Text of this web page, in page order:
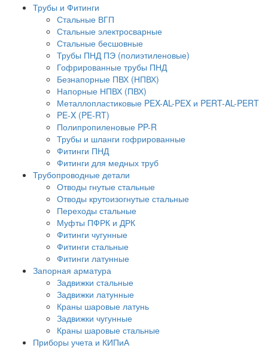
Трубы и Фитинги
Стальные ВГП
Стальные электросварные
Стальные бесшовные
Трубы ПНД ПЭ (полиэтиленовые)
Гофрированные трубы ПНД
Безнапорные ПВХ (НПВХ)
Напорные НПВХ (ПВХ)
Металлопластиковые PEX-AL-PEX и PERT-AL-PERT
PE-X (PE-RT)
Полипропиленовые PP-R
Трубы и шланги гофрированные
Фитинги ПНД
Фитинги для медных труб
Трубопроводные детали
Отводы гнутые стальные
Отводы крутоизогнутые стальные
Переходы стальные
Муфты ПФРК и ДРК
Фитинги чугунные
Фитинги стальные
Фитинги латунные
Запорная арматура
Задвижки стальные
Задвижки латунные
Краны шаровые латунь
Задвижки чугунные
Краны шаровые стальные
Приборы учета и КИПиА